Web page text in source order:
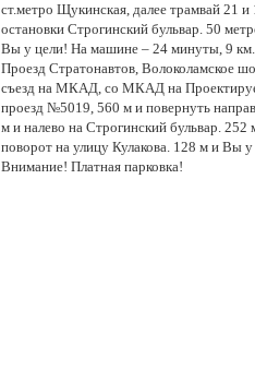
ст.метро Щукинская, далее трамвай 21 и
остановки Строгинский бульвар. 50
Вы у цели! На машине – 24 минуты, 9 км.
Проезд Стратонавтов, Волоколамское
съезд на МКАД, со МКАД на
проезд №5019, 560 м и повернуть
м и налево на Строгинский бульвар. 252
поворот на улицу Кулакова. 128 м и Вы у
Внимание! Платная парковка!